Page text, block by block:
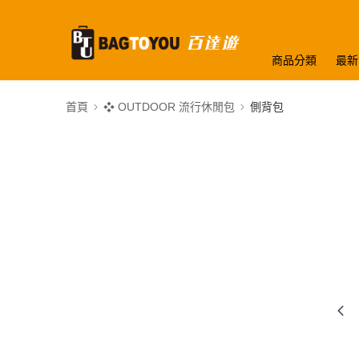
商品分類 最
首頁 ❖ OUTDOOR 流行休閒包 側背包